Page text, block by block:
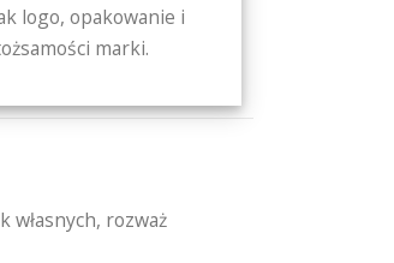
logo, opakowanie i
marki.
rozważ